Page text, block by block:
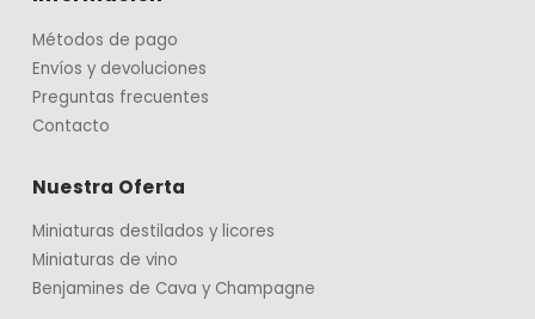
Métodos de pago
Envíos y devoluciones
Preguntas frecuentes
Contacto
Nuestra Oferta
Miniaturas destilados y licores
Miniaturas de vino
Benjamines de Cava y Champagne